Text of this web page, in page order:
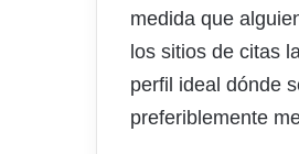
medida que
los sitios de citas
perfil ideal dónde
preferiblemente